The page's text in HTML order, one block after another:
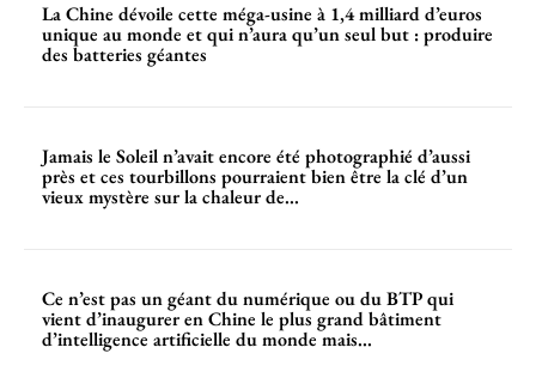
La Chine dévoile cette méga-usine à 1,4 milliard d’euros
unique au monde et qui n’aura qu’un seul but : produire
des batteries géantes
Jamais le Soleil n’avait encore été photographié d’aussi
près et ces tourbillons pourraient bien être la clé d’un
vieux mystère sur la chaleur de...
Ce n’est pas un géant du numérique ou du BTP qui
vient d’inaugurer en Chine le plus grand bâtiment
d’intelligence artificielle du monde mais...